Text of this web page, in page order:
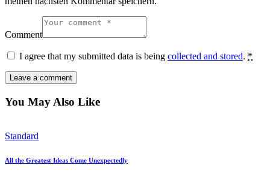
Comment
I agree that my submitted data is being collected and stored. *
You May Also Like
Standard
All the Greatest Ideas Come Unexpectedly